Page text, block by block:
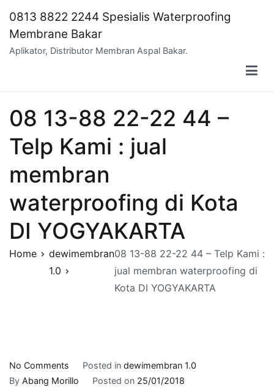
content
0813 8822 2244 Spesialis Waterproofing
Membrane Bakar
Aplikator, Distributor Membran Aspal Bakar.
08 13-88 22-22 44 –
Telp Kami : jual
membran
waterproofing di Kota
DI YOGYAKARTA
Home
dewimembran
1.0
08 13-88 22-22 44 – Telp Kami :
jual membran waterproofing di
Kota DI YOGYAKARTA
No Comments
08
Posted in dewimembran 1.0
By Abang Morillo Posted on 25/01/2018